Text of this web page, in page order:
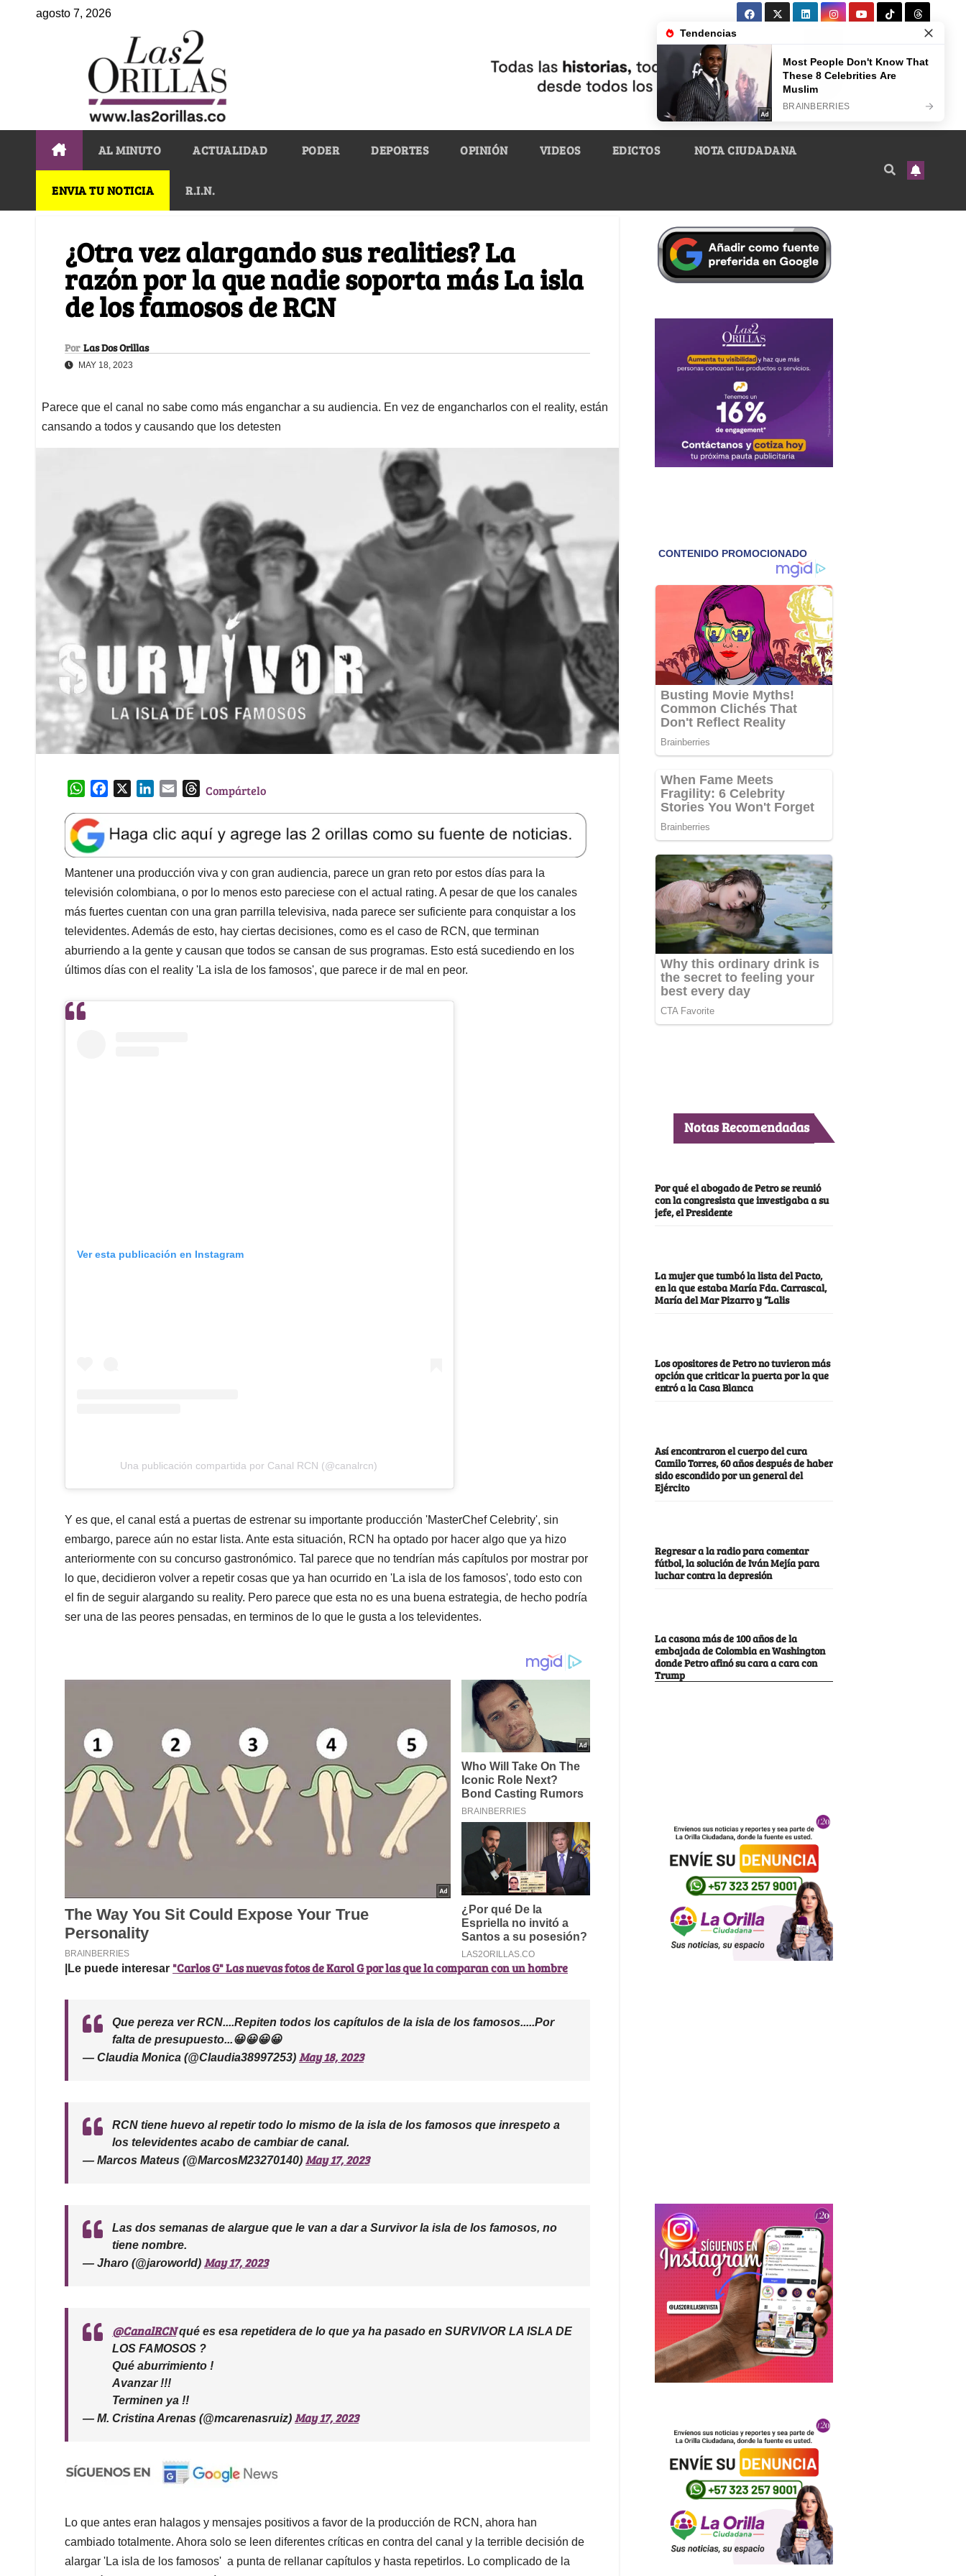
agosto 7, 2026
AL MINUTO ACTUALIDAD PODER DEPORTES OPINIÓN VIDEOS EDICTOS NOTA CIUDADANA
ENVIA TU NOTICIA R.I.N.
¿Otra vez alargando sus realities? La
razón por la que nadie soporta más La isla
de los famosos de RCN
Por Las Dos Orillas
MAY 18, 2023
Parece que el canal no sabe como más enganchar a su audiencia. En vez de engancharlos con el reality, están
cansando a todos y causando que los detesten
W
a
t
s
A
p
p
e
b
o
o
k
k
e
d
I
n
l
T
e
a
d
s
Compártelo
Mantener una producción viva y con gran audiencia, parece un gran reto por estos días para la
televisión colombiana, o por lo menos esto pareciese con el actual rating. A pesar de que los canales
más fuertes cuentan con una gran parrilla televisiva, nada parece ser suficiente para conquistar a los
televidentes. Además de esto, hay ciertas decisiones, como es el caso de RCN, que terminan
aburriendo a la gente y causan que todos se cansan de sus programas. Esto está sucediendo en los
últimos días con el reality 'La isla de los famosos', que parece ir de mal en peor.
Ver esta publicación en Instagram
Una publicación compartida por Canal RCN (@canalrcn)
Y es que, el canal está a puertas de estrenar su importante producción 'MasterChef Celebrity', sin
embargo, parece aún no estar lista. Ante esta situación, RCN ha optado por hacer algo que ya hizo
anteriormente con su concurso gastronómico. Tal parece que no tendrían más capítulos por mostrar por
lo que, decidieron volver a repetir cosas que ya han ocurrido en 'La isla de los famosos', todo esto con
el fin de seguir alargando su reality. Pero parece que esta no es una buena estrategia, de hecho podría
ser una de las peores pensadas, en terminos de lo que le gusta a los televidentes.
|Le puede interesar "Carlos G" Las nuevas fotos de Karol G por las que la comparan con un hombre
Que pereza ver RCN....Repiten todos los capítulos de la isla de los famosos.....Por
falta de presupuesto...😀😀😀😀
— Claudia Monica (@Claudia38997253) May 18, 2023
RCN tiene huevo al repetir todo lo mismo de la isla de los famosos que inrespeto a
los televidentes acabo de cambiar de canal.
— Marcos Mateus (@MarcosM23270140) May 17, 2023
Las dos semanas de alargue que le van a dar a Survivor la isla de los famosos, no
tiene nombre.
— Jharo (@jaroworld) May 17, 2023
@CanalRCNqué es esa repetidera de lo que ya ha pasado en SURVIVOR LA ISLA DE
LOS FAMOSOS ?
Qué aburrimiento !
Avanzar !!!
Terminen ya !!
— M. Cristina Arenas (@mcarenasruiz) May 17, 2023
Lo que antes eran halagos y mensajes positivos a favor de la producción de RCN, ahora han
cambiado totalmente. Ahora solo se leen diferentes críticas en contra del canal y la terrible decisión de
alargar 'La isla de los famosos' a punta de rellanar capítulos y hasta repetirlos. Lo complicado de la
Notas Recomendadas
Por qué el abogado de Petro se reunió
con la congresista que investigaba a su
jefe, el Presidente
La mujer que tumbó la lista del Pacto,
en la que estaba María Fda. Carrascal,
María del Mar Pizarro y “Lalis
Los opositores de Petro no tuvieron más
opción que criticar la puerta por la que
entró a la Casa Blanca
Así encontraron el cuerpo del cura
Camilo Torres, 60 años después de haber
sido escondido por un general del
Ejército
Regresar a la radio para comentar
fútbol, la solución de Iván Mejía para
luchar contra la depresión
La casona más de 100 años de la
embajada de Colombia en Washington
donde Petro afinó su cara a cara con
Trump